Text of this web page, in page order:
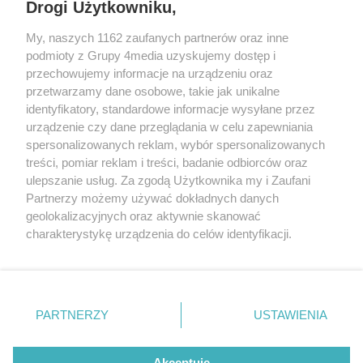
Prywatność Reklama Redakcja Praca Kielce
Facebook.com
Youtube.com
Drogi Użytkowniku,
My, naszych 1162 zaufanych partnerów oraz inne
podmioty z Grupy 4media uzyskujemy dostęp i
przechowujemy informacje na urządzeniu oraz
przetwarzamy dane osobowe, takie jak unikalne
identyfikatory, standardowe informacje wysyłane przez
urządzenie czy dane przeglądania w celu zapewniania
spersonalizowanych reklam, wybór spersonalizowanych
treści, pomiar reklam i treści, badanie odbiorców oraz
ulepszanie usług. Za zgodą Użytkownika my i Zaufani
Partnerzy możemy używać dokładnych danych
geolokalizacyjnych oraz aktywnie skanować
charakterystykę urządzenia do celów identyfikacji.
zmienić/wycofać klikając przycisk ustawień prywatności
znajdujący się w lewym dolnym rogu strony
. Niektóre
użytkownika, ale masz prawo sprzeciwić się takiemu
PARTNERZY USTAWIENIA